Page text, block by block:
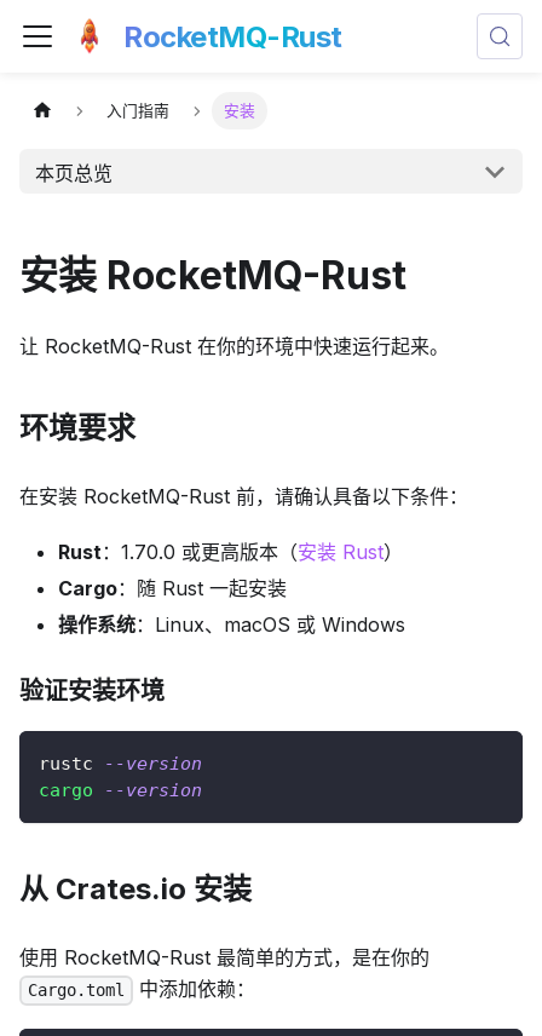
RocketMQ-Rust
入门指南 安装
本页总览
安装 RocketMQ-Rust
让 RocketMQ-Rust 在你的环境中快速运行起来。
环境要求
在安装 RocketMQ-Rust 前，请确认具备以下条件：
Rust：1.70.0 或更高版本（安装 Rust）
Cargo：随 Rust 一起安装
操作系统：Linux、macOS 或 Windows
验证安装环境
rustc
--version
cargo
--version
从 Crates.io 安装
使用 RocketMQ-Rust 最简单的方式，是在你的
Cargo.toml 中添加依赖：